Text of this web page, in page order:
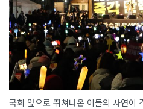
국회 앞으로 뛰쳐나온 이들의 사연이